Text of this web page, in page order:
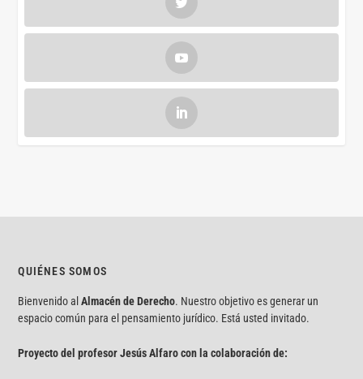
QUIÉNES SOMOS
Bienvenido alAlmacén de Derecho. Nuestro objetivo es generar un
espacio común para el pensamiento jurídico. Está usted invitado.
Proyecto del profesor Jesús Alfaro con la colaboración de: